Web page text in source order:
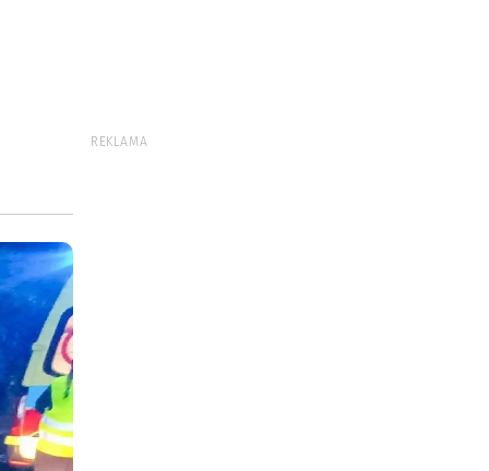
REKLAMA